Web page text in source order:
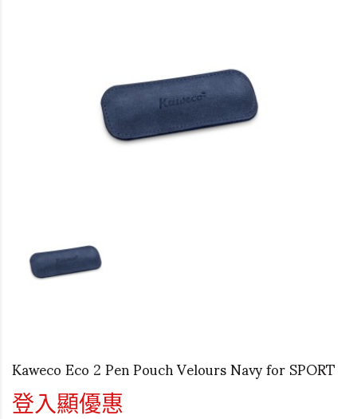
Kaweco Eco 2 Pen Pouch Velours Navy for SPORT
登入顯優惠